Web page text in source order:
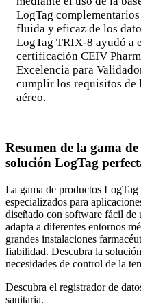
LogTag
fluida y eficaz de los
LogTag TRIX-8 ayudó a
certificación CEIV
Excelencia para
cumplir los requisitos de
aéreo.
Resumen de la gama
solución LogTag
La gama de productos
especializados para
diseñado con software fácil de
adapta a diferentes entornos
grandes instalaciones
fiabilidad. Descubra la
necesidades de control de la
Descubra el registrador de
sanitaria.